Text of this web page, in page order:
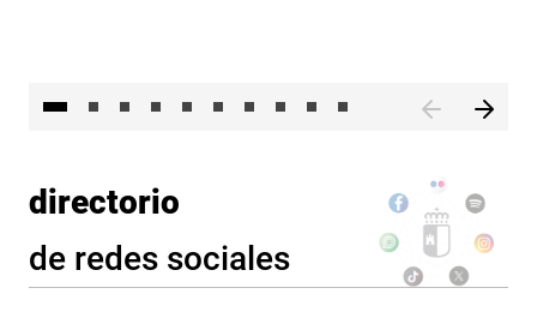
directorio
de redes sociales